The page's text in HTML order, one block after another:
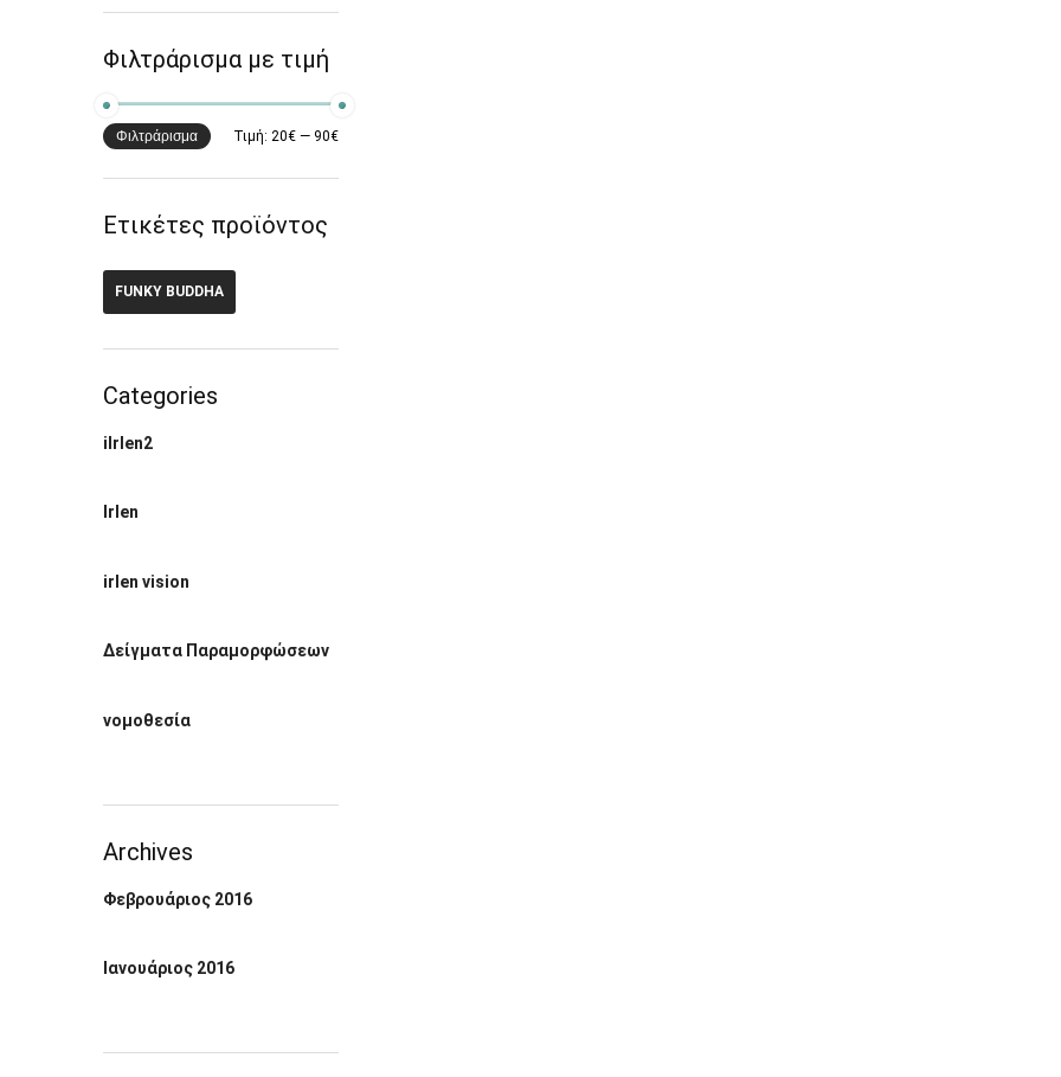
Φιλτράρισμα με τιμή
Φιλτράρισμα Τιμή: 20€— 90€
Ετικέτες προϊόντος
FUNKY BUDDHA
Categories
ilrlen2
Irlen
irlen vision
Δείγματα Παραμορφώσεων
νομοθεσία
Archives
Φεβρουάριος 2016
Ιανουάριος 2016